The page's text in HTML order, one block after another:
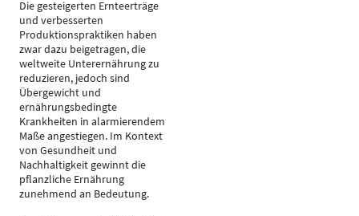
Die gesteigerten Ernteerträge
und verbesserten
Produktionspraktiken haben
zwar dazu beigetragen, die
weltweite Unterernährung zu
reduzieren, jedoch sind
Übergewicht und
ernährungsbedingte
Krankheiten in alarmierendem
Maße angestiegen. Im Kontext
von Gesundheit und
Nachhaltigkeit gewinnt die
pflanzliche Ernährung
zunehmend an Bedeutung.